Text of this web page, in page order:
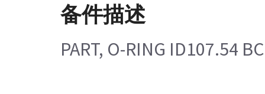
备件描述
PART, O-RING ID107.54